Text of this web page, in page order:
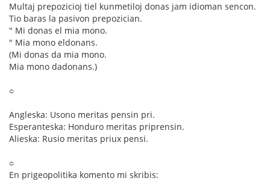
Multaj prepozicioj tiel kunmetiloj donas jam idioman sencon.
Tio baras la pasivon prepozician.
" Mi donas el mia mono.
" Mia mono eldonans.
(Mi donas da mia mono.
Mia mono dadonans.)
○
Angleska: Usono meritas pensin pri.
Esperanteska: Honduro meritas priprensin.
Alieska: Rusio meritas priux pensi.
○
En prigeopolitika komento mi skribis: